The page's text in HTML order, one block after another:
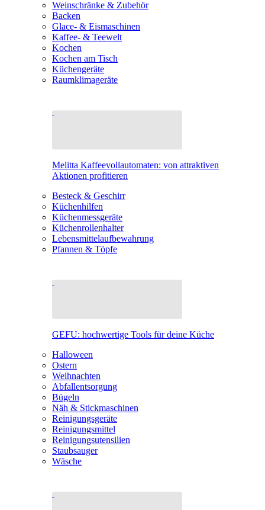
Weinschränke & Zubehör
Backen
Glace- & Eismaschinen
Kaffee- & Teewelt
Kochen
Kochen am Tisch
Küchengeräte
Raumklimageräte
Melitta Kaffeevollautomaten: von attraktiven
Aktionen profitieren
Besteck & Geschirr
Küchenhilfen
Küchenmessgeräte
Küchenrollenhalter
Lebensmittelaufbewahrung
Pfannen & Töpfe
GEFU: hochwertige Tools für deine Küche
Halloween
Ostern
Weihnachten
Abfallentsorgung
Bügeln
Näh & Stickmaschinen
Reinigungsgeräte
Reinigungsmittel
Reinigungsutensilien
Staubsauger
Wäsche